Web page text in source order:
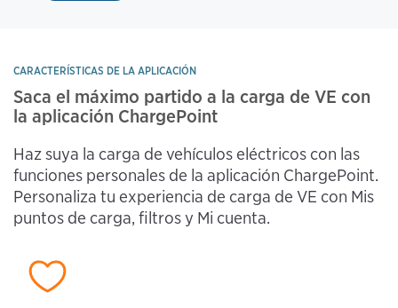
CARACTERÍSTICAS DE LA APLICACIÓN
Saca el máximo partido a la carga de VE con
la aplicación ChargePoint
Haz suya la carga de vehículos eléctricos con las
funciones personales de la aplicación ChargePoint.
Personaliza tu experiencia de carga de VE con Mis
puntos de carga, filtros y Mi cuenta.